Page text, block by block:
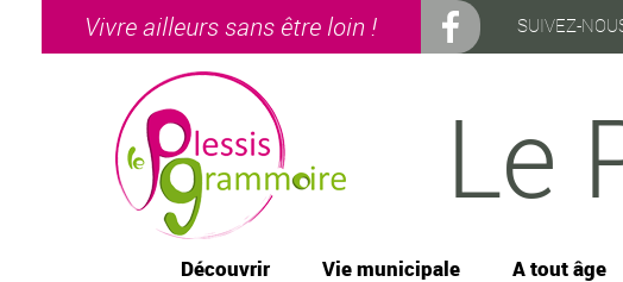
Vivre ailleurs sans être loin ! SUIVEZ-
Le
Découvrir Vie municipale A tout âge